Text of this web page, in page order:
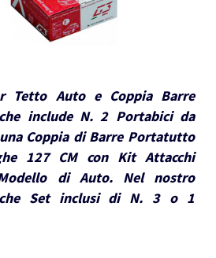
Tetto Auto e Coppia Barre
include N. 2 Portabici da
Coppia di Barre Portatutto
127 CM con Kit Attacchi
di Auto. Nel nostro
Set inclusi di N. 3 o 1